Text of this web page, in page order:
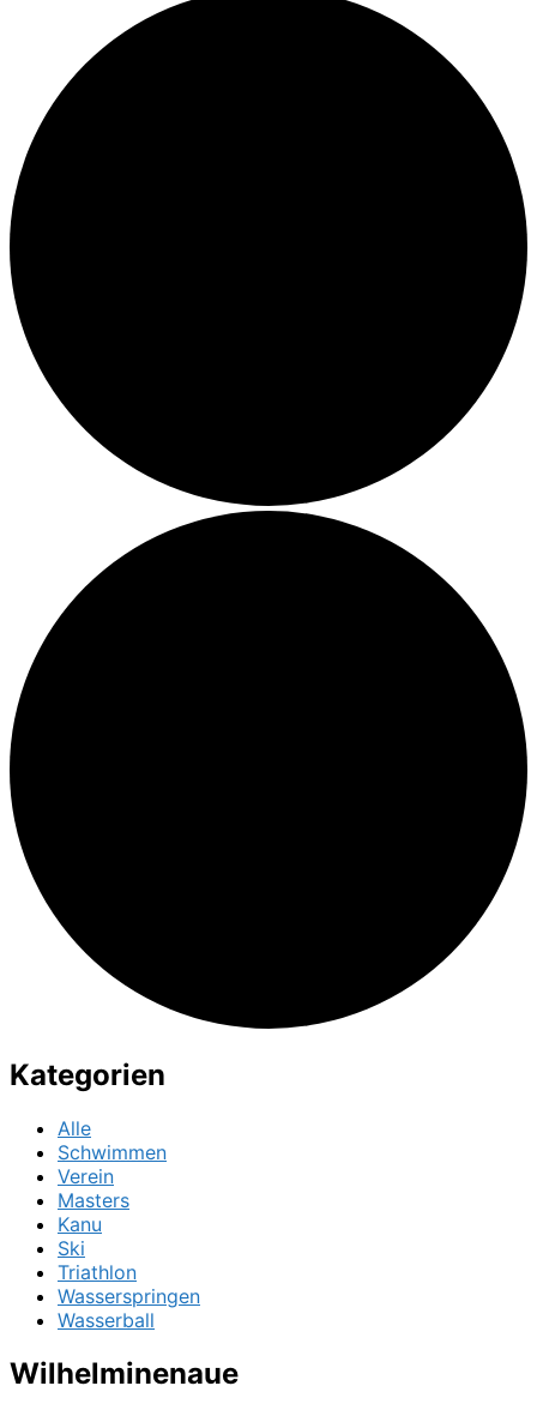
Kategorien
Alle
Schwimmen
Verein
Masters
Kanu
Ski
Triathlon
Wasserspringen
Wasserball
Wilhelminenaue